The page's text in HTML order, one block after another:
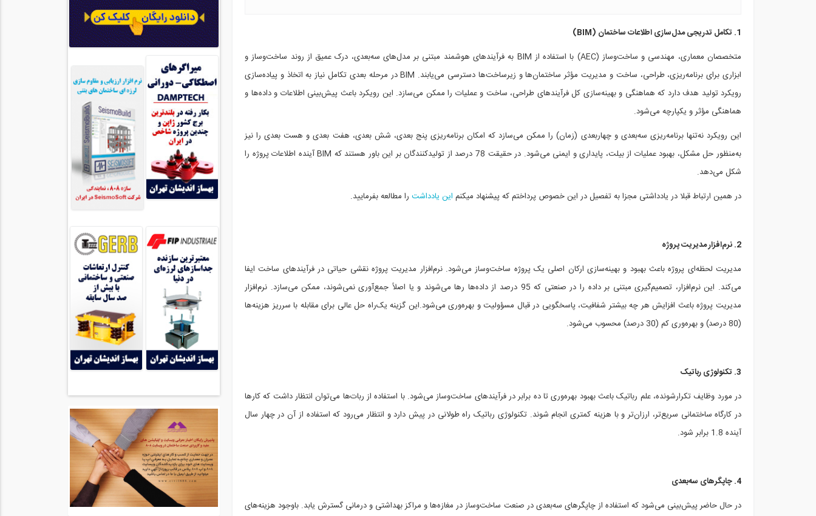
1. تکامل تدریجی مدل‌سازی اطلاعات ساختمان (BIM)
متخصصان معماری، مهندسی و ساخت‌وساز (AEC) با استفاده از BIM به فرآیندهای هوشمند مبتنی بر مدل‌های سه‌بعدی، درک عمیق از روند ساخت‌وساز و
ابزاری برای برنامه‌ریزی، طراحی، ساخت و مدیریت مؤثر ساختمان‌ها و زیرساخت‌ها دسترسی می‌یابند. BIM در مرحله بعدی تکامل نیاز به اتخاذ و پیاده‌سازی
رویکرد تولید هدف دارد که هماهنگی و بهینه‌سازی کل فرآیندهای طراحی، ساخت و عملیات را ممکن می‌سازد. این رویکرد باعث پیش‌بینی اطلاعات و داده‌ها و
هماهنگی مؤثر و یکپارچه می‌شود.
این رویکرد نه‌تنها برنامه‌ریزی سه‌بعدی و چهاربعدی (زمان) را ممکن می‌سازد که امکان برنامه‌ریزی پنج بعدی، شش بعدی، هفت بعدی و هست بعدی را نیز
به‌منظور حل مشکل، بهبود عملیات از بیلت، پایداری و ایمنی می‌شود. در حقیقت 78 درصد از تولیدکنندگان بر این باور هستند که BIM آینده اطلاعات پروژه را
شکل می‌دهد.
در همین ارتباط قبلا در یادداشتی مجزا به تفصیل در این خصوص پرداختم که پیشنهاد میکنم این یادداشت را مطالعه بفرمایید.
2. نرم‌افزار مدیریت پروژه
مدیریت لحظه‌ای پروژه باعث بهبود و بهینه‌سازی ارکان اصلی یک پروژه ساخت‌وساز می‌شود. نرم‌افزار مدیریت پروژه نقشی حیاتی در فرآیندهای ساخت ایفا
می‌کند. این نرم‌افزار، تصمیم‌گیری مبتنی بر داده را در صنعتی که 95 درصد از داده‌ها رها می‌شوند و یا اصلاً جمع‌آوری نمی‌شوند، ممکن می‌سازد. نرم‌افزار
مدیریت پروژه باعث افزایش هر چه بیشتر شفافیت، پاسخگویی در قبال مسؤولیت و بهره‌وری می‌شود.این گزینه یک‌راه حل عالی برای مقابله با سرریز هزینه‌ها
(80 درصد) و بهره‌وری کم (30 درصد) محسوب می‌شود.
3. تکنولوژی رباتیک
در مورد وظایف تکرارشونده، علم رباتیک باعث بهبود بهره‌وری تا ده برابر در فرآیندهای ساخت‌وساز می‌شود. با استفاده از ربات‌ها می‌توان انتظار داشت که کارها
در کارگاه ساختمانی سریع‌تر، ارزان‌تر و با هزینه کمتری انجام شوند. تکنولوژی رباتیک راه طولانی در پیش دارد و انتظار می‌رود که استفاده از آن در چهار سال
آینده 1.8 برابر شود.
4. چاپگرهای سه‌بعدی
در حال حاضر پیش‌بینی می‌شود که استفاده از چاپگرهای سه‌بعدی در صنعت ساخت‌وساز در مغازه‌ها و مراکز بهداشتی و درمانی گسترش یابد. باوجود هزینه‌های